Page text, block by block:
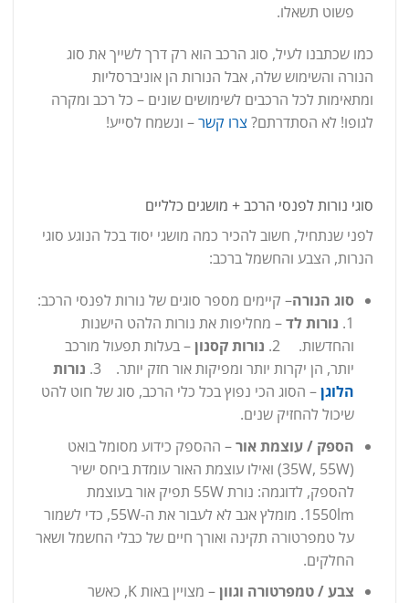
פשוט תשאלו.
כמו שכתבנו לעיל, סוג הרכב הוא רק דרך לשייך את סוג
הנורה והשימוש שלה, אבל הנורות הן אוניברסליות
ומתאימות לכל הרכבים לשימושים שונים – כל רכב ומקרה
לגופו! לא הסתדרתם? צרו קשר– ונשמח לסייע!
סוגי נורות לפנסי הרכב + מושגים כלליים
לפני שנתחיל, חשוב להכיר כמה מושגי יסוד בכל הנוגע סוגי
הנרות, הצבע והחשמל ברכב:
סוג הנורה– קיימים מספר סוגים של נורות לפנסי הרכב:
1. נורות לד– מחליפות את נורות הלהט הישנות
והחדשות. 2.
נורות קסנון– בעלות תפעול מורכב
יותר, הן יקרות יותר ומפיקות אור חזק יותר. 3.
נורות
הלוגן– הסוג הכי נפוץ בכל כלי הרכב, סוג של חוט להט
שיכול להחזיק שנים.
הספק / עוצמת אור– ההספק כידוע מסומל בואט
(35W, 55W) ואילו עוצמת האור עומדת ביחס ישיר
להספק, לדוגמה: נורת 55W תפיק אור בעוצמת
1550lm. מומלץ אגב לא לעבור את ה-55W, כדי לשמור
על טמפרטורה תקינה ואורך חיים של כבלי החשמל ושאר
החלקים.
צבע / טמפרטורה וגוון
– מצויין באות K, כאשר